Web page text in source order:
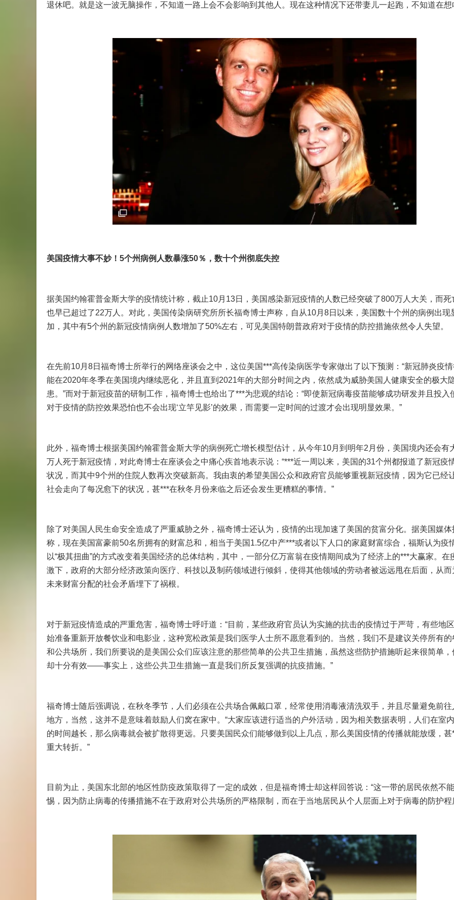
退休吧。就是这一波无脑操作，不知道一路上会不会影响到其他人。现在这种情况下还带妻儿一起跑，不知道在想
美国疫情大事不妙！5个州病例人数暴涨50％，数十个州彻底失控
据美国约翰霍普金斯大学的疫情统计称，截止10月13日，美国感染新冠疫情的人数已经突破了800万人大关，而死
也早已超过了22万人。对此，美国传染病研究所所长福奇博士声称，自从10月8日以来，美国数十个州的病例出现
加，其中有5个州的新冠疫情病例人数增加了50%左右，可见美国特朗普政府对于疫情的防控措施依然令人失望。
在先前10月8日福奇博士所举行的网络座谈会之中，这位美国***高传染病医学专家做出了以下预测：“新冠肺炎疫
能在2020年冬季在美国境内继续恶化，并且直到2021年的大部分时间之内，依然成为威胁美国人健康安全的极大
患。”而对于新冠疫苗的研制工作，福奇博士也给出了***为悲观的结论：“即使新冠病毒疫苗能够成功研发并且投入
对于疫情的防控效果恐怕也不会出现‘立竿见影’的效果，而需要一定时间的过渡才会出现明显效果。”
此外，福奇博士根据美国约翰霍普金斯大学的病例死亡增长模型估计，从今年10月到明年2月份，美国境内还会有
万人死于新冠疫情，对此奇博士在座谈会之中痛心疾首地表示说：“***近一周以来，美国的31个州都报道了新冠疫
状况，而其中9个州的住院人数再次突破新高。我由衷的希望美国公众和政府官员能够重视新冠疫情，因为它已经
社会走向了每况愈下的状况，甚***在秋冬月份来临之后还会发生更糟糕的事情。”
除了对美国人民生命安全造成了严重威胁之外，福奇博士还认为，疫情的出现加速了美国的贫富分化。据美国媒体
称，现在美国富豪前50名所拥有的财富总和，相当于美国1.5亿中产***或者以下人口的家庭财富综合，福斯认为疫
以“极其扭曲”的方式改变着美国经济的总体结构，其中，一部分亿万富翁在疫情期间成为了经济上的***大赢家。在
激下，政府的大部分经济政策向医疗、科技以及制药领域进行倾斜，使得其他领域的劳动者被远远甩在后面，从而
未来财富分配的社会矛盾埋下了祸根。
对于新冠疫情造成的严重危害，福奇博士呼吁道：“目前，某些政府官员认为实施的抗击的疫情过于严苛，有些地
始准备重新开放餐饮业和电影业，这种宽松政策是我们医学人士所不愿意看到的。当然，我们不是建议关停所有的
和公共场所，我们所要说的是美国公众们应该注意的那些简单的公共卫生措施，虽然这些防护措施听起来很简单，
却十分有效——事实上，这些公共卫生措施一直是我们所反复强调的抗疫措施。”
福奇博士随后强调说，在秋冬季节，人们必须在公共场合佩戴口罩，经常使用消毒液清洗双手，并且尽量避免前往
地方，当然，这并不是意味着鼓励人们窝在家中。“大家应该进行适当的户外活动，因为相关数据表明，人们在室
的时间越长，那么病毒就会被扩散得更远。只要美国民众们能够做到以上几点，那么美国疫情的传播就能放缓，甚
重大转折。”
目前为止，美国东北部的地区性防疫政策取得了一定的成效，但是福奇博士却这样回答说：“这一带的居民依然不
惕，因为防止病毒的传播措施不在于政府对公共场所的严格限制，而在于当地居民从个人层面上对于病毒的防护程